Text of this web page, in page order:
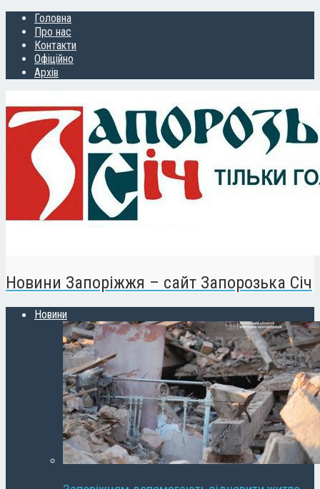
Головна
Про нас
Контакти
Офіційно
Архів
Новини Запоріжжя – сайт Запорозька Січ
Новини